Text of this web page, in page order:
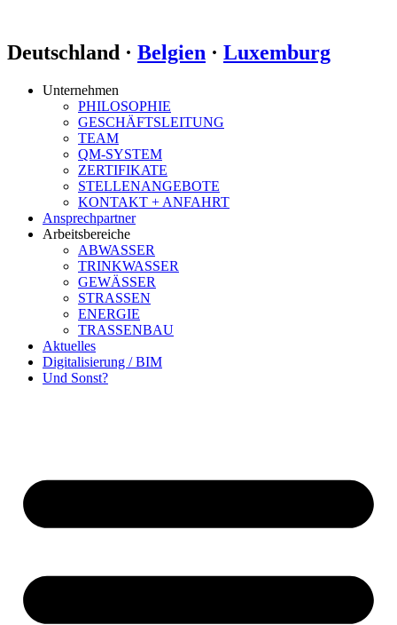
Deutschland · Belgien · Luxemburg
Unternehmen
PHILOSOPHIE
GESCHÄFTSLEITUNG
TEAM
QM-SYSTEM
ZERTIFIKATE
STELLENANGEBOTE
KONTAKT + ANFAHRT
Ansprechpartner
Arbeitsbereiche
ABWASSER
TRINKWASSER
GEWÄSSER
STRASSEN
ENERGIE
TRASSENBAU
Aktuelles
Digitalisierung / BIM
Und Sonst?